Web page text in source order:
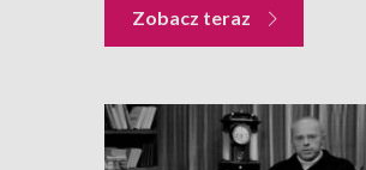
Zobacz teraz